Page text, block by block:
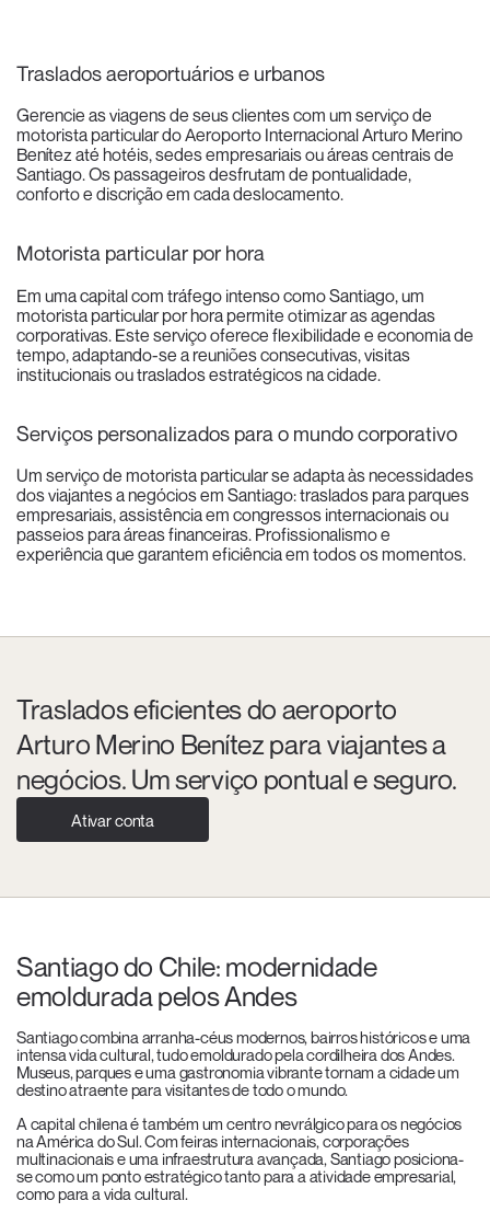
Traslados aeroportuários e urbanos
Gerencie as viagens de seus clientes com um serviço de
motorista particular do Aeroporto Internacional Arturo Merino
Benítez até hotéis, sedes empresariais ou áreas centrais de
Santiago. Os passageiros desfrutam de pontualidade,
conforto e discrição em cada deslocamento.
Motorista particular por hora
Em uma capital com tráfego intenso como Santiago, um
motorista particular por hora permite otimizar as agendas
corporativas. Este serviço oferece flexibilidade e economia de
tempo, adaptando-se a reuniões consecutivas, visitas
institucionais ou traslados estratégicos na cidade.
Serviços personalizados para o mundo corporativo
Um serviço de motorista particular se adapta às necessidades
dos viajantes a negócios em Santiago: traslados para parques
empresariais, assistência em congressos internacionais ou
passeios para áreas financeiras. Profissionalismo e
experiência que garantem eficiência em todos os momentos.
Traslados eficientes do aeroporto
Arturo Merino Benítez para viajantes a
negócios. Um serviço pontual e seguro.
Ativar conta
Santiago do Chile: modernidade
emoldurada pelos Andes
Santiago combina arranha-céus modernos, bairros históricos e uma
intensa vida cultural, tudo emoldurado pela cordilheira dos Andes.
Museus, parques e uma gastronomia vibrante tornam a cidade um
destino atraente para visitantes de todo o mundo.
A capital chilena é também um centro nevrálgico para os negócios
na América do Sul. Com feiras internacionais, corporações
multinacionais e uma infraestrutura avançada, Santiago posiciona-
se como um ponto estratégico tanto para a atividade empresarial,
como para a vida cultural.